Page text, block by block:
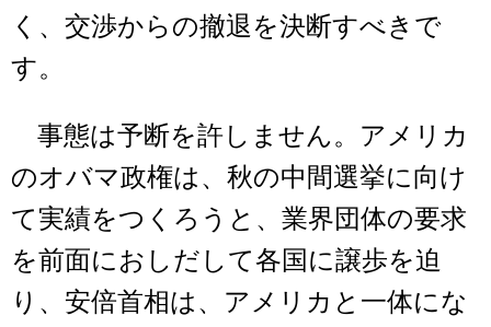
く、交渉からの撤退を決断すべきで
す。
事態は予断を許しません。アメリカ
のオバマ政権は、秋の中間選挙に向け
て実績をつくろうと、業界団体の要求
を前面におしだして各国に譲歩を迫
り、安倍首相は、アメリカと一体にな